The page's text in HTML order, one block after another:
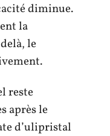
diminue.
la
le
reste
après le
d’ulipristal